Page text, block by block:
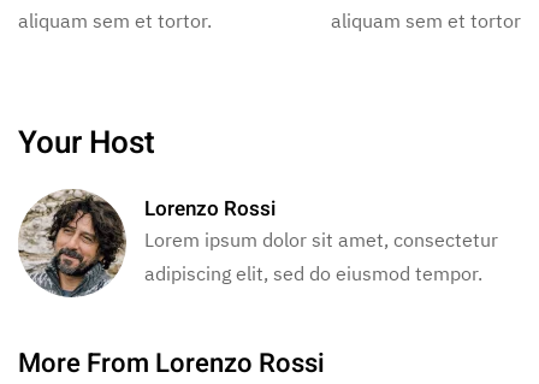
aliquam sem et tortor.
aliquam sem et tortor.
Your Host
Lorenzo Rossi
Lorem ipsum dolor sit amet, consectetur
adipiscing elit, sed do eiusmod tempor.
More From Lorenzo Rossi